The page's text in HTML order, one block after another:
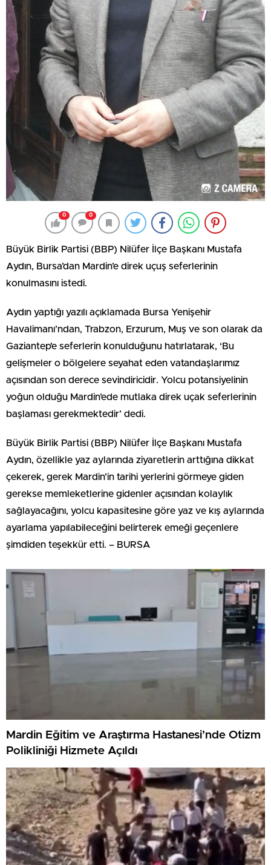
0 0
Büyük Birlik Partisi (BBP) Nilüfer İlçe Başkanı Mustafa
Aydın, Bursa’dan Mardin’e direk uçuş seferlerinin
konulmasını istedi.
Aydın yaptığı yazılı açıklamada Bursa Yenişehir
Havalimanı’ndan, Trabzon, Erzurum, Muş ve son olarak da
Gaziantep’e seferlerin konulduğunu hatırlatarak, ‘Bu
gelişmeler o bölgelere seyahat eden vatandaşlarımız
açısından son derece sevindiricidir. Yolcu potansiyelinin
yoğun olduğu Mardin’ede mutlaka direk uçak seferlerinin
başlaması gerekmektedir’ dedi.
Büyük Birlik Partisi (BBP) Nilüfer İlçe Başkanı Mustafa
Aydın, özellikle yaz aylarında ziyaretlerin arttığına dikkat
çekerek, gerek Mardin’in tarihi yerlerini görmeye giden
gerekse memleketlerine gidenler açısından kolaylık
sağlayacağını, yolcu kapasitesine göre yaz ve kış aylarında
ayarlama yapılabileceğini belirterek emeği geçenlere
şimdiden teşekkür etti. – BURSA
Mardin Eğitim ve Araştırma Hastanesi’nde Otizm
Polikliniği Hizmete Açıldı